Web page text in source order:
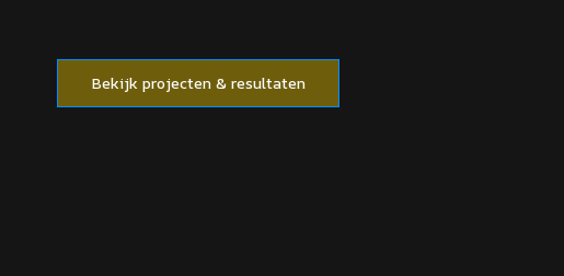
Bekijk projecten & resultaten